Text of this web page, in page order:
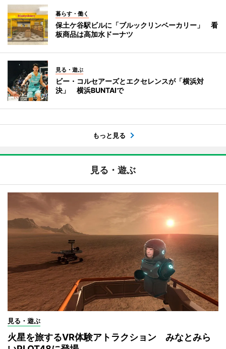
暮らす・働く
保土ケ谷駅ビルに「ブルックリンベーカリー」 看
板商品は高加水ドーナツ
見る・遊ぶ
ビー・コルセアーズとエクセレンスが「横浜対
決」 横浜BUNTAIで
もっと見る
見る・遊ぶ
見る・遊ぶ
火星を旅するVR体験アトラクション みなとみら